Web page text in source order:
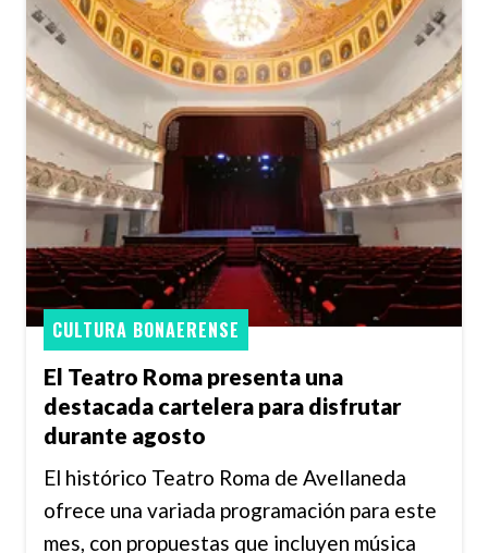
El Teatro Roma presenta una
destacada cartelera para disfrutar
durante agosto
CULTURA BONAERENSE
El histórico Teatro Roma de Avellaneda
ofrece una variada programación para este
mes, con propuestas que incluyen música